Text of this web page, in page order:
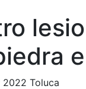
2022 Toluca